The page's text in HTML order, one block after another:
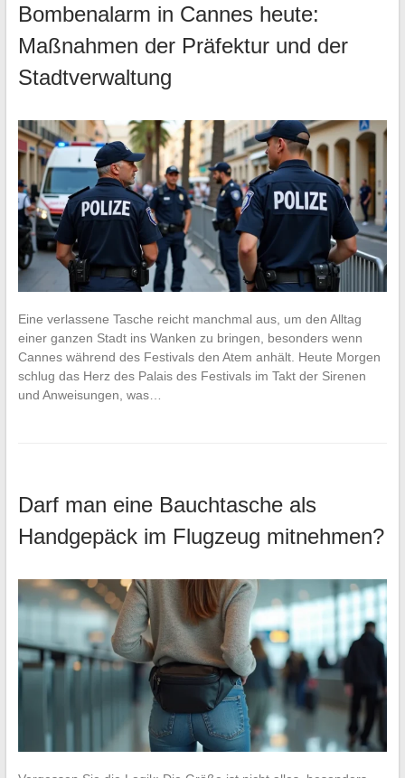
Bombenalarm in Cannes heute:
Maßnahmen der Präfektur und der
Stadtverwaltung
Eine verlassene Tasche reicht manchmal aus, um den Alltag
einer ganzen Stadt ins Wanken zu bringen, besonders wenn
Cannes während des Festivals den Atem anhält. Heute Morgen
schlug das Herz des Palais des Festivals im Takt der Sirenen
und Anweisungen, was…
Darf man eine Bauchtasche als
Handgepäck im Flugzeug mitnehmen?